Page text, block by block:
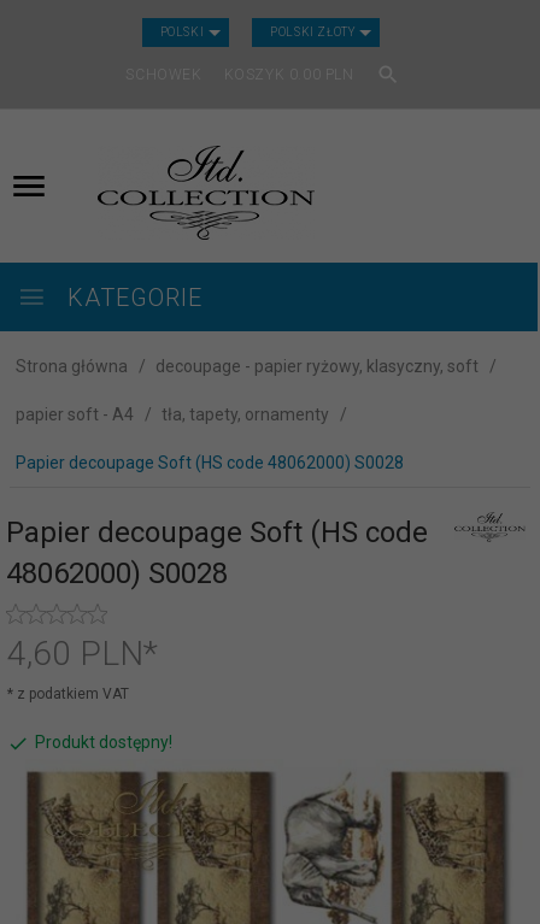
POLSKI CURRENCY_H
POLSKI ZŁOTY
SCHOWEK KOSZYK
KATEGORIE
Strona główna decoupage - papier ryżowy, klasyczny, soft
papier soft - A4 tła, tapety, ornamenty
Papier decoupage Soft (HS code 48062000) S0028
Papier decoupage Soft (HS code
48062000) S0028
4,60 PLN*
* z podatkiem VAT
Produkt dostępny!